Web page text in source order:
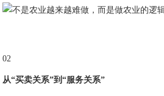
02
从“买卖关系”到“服务关系”